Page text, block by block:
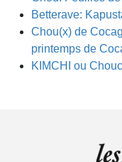
Betterave:
Chou(x) de
printemps de
KIMCHI ou